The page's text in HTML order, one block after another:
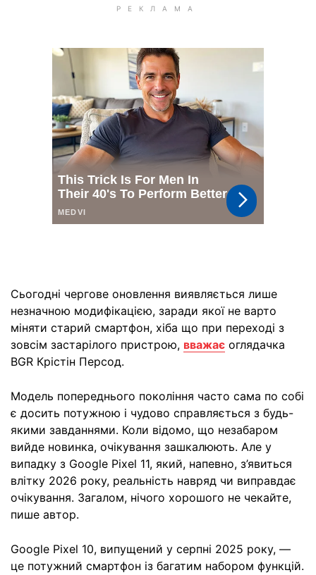
Сьогодні чергове оновлення виявляється лише
незначною модифікацією, заради якої не варто
міняти старий смартфон, хіба що при переході з
зовсім застарілого пристрою, вважає оглядачка
BGR Крістін Персод.
Модель попереднього покоління часто сама по собі
є досить потужною і чудово справляється з будь-
якими завданнями. Коли відомо, що незабаром
вийде новинка, очікування зашкалюють. Але у
випадку з Google Pixel 11, який, напевно, з’явиться
влітку 2026 року, реальність навряд чи виправдає
очікування. Загалом, нічого хорошого не чекайте,
пише автор.
Google Pixel 10, випущений у серпні 2025 року, —
це потужний смартфон із багатим набором функцій.